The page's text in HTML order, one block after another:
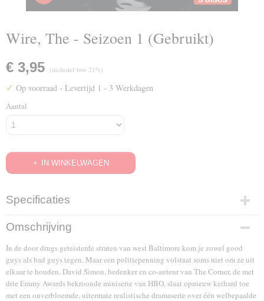
Wire, The - Seizoen 1 (Gebruikt)
€ 3,95 (inclusief btw 21%)
✓ Op voorraad - Levertijd 1 - 3 Werkdagen
Aantal
IN WINKELWAGEN
Specificaties
EAN code
5051888161708
Omschrijving
In de door drugs geteisterde straten van west Baltimore kom je zowel good
guys als bad guys tegen. Maar een politiepenning volstaat soms niet om ze uit
elkaar te houden. David Simon, bedenker en co-auteur van The Corner, de met
drie Emmy Awards bekroonde miniserie van HBO, slaat opnieuw keihard toe
met een onverbloemde, uitermate realistische dramaserie over één welbepaalde